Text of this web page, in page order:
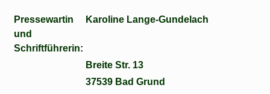
Pressewartin
und
Schriftführerin:
Karoline Lange-Gundelach
Breite Str. 13
37539 Bad Grund